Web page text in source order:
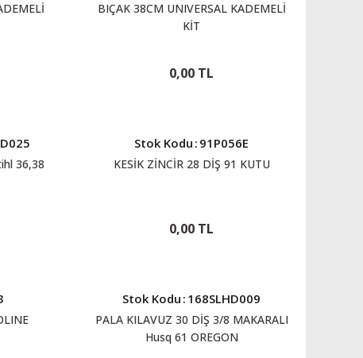
BIÇAK 38CM UNIVERSAL KADEMELİ
KİT
0,00 TL
36,38
Stok Kodu : 91P056E
KESİK ZİNCİR 28 DİŞ 91 KUTU
0,00 TL
Stok Kodu : 168SLHD009
PALA KILAVUZ 30 DİŞ 3/8 MAKARALI
Husq 61 OREGON